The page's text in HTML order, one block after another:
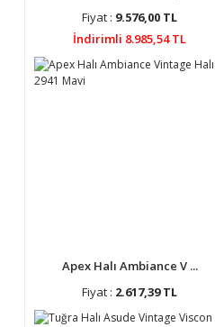
Fiyat : 9.576,00 TL
İndirimli 8.985,54 TL
Apex Halı Ambiance V ...
Fiyat : 2.617,39 TL